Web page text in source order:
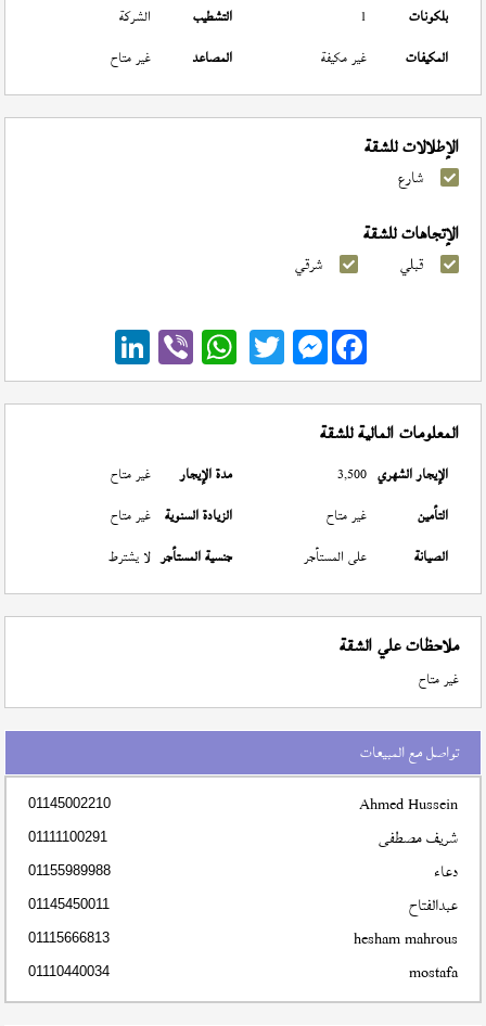
بلكونات
1 التشطيب
الشركة
المكيفات
غير مكيفة المصاعد غير متاح
الإطلالات للشقة
شارع
الإتجاهات للشقة
قبلي شرقي
Messenger
المعلومات المالية للشقة
الإيجار الشهري 3,500 مدة الإيجار
غير متاح
التأمين
غير متاح الزيادة السنوية غير متاح
الصيانة
على المستأجر جنسية المستأجر لا يشترط
ملاحظات علي الشقة
غير متاح
تواصل مع المبيعات
Ahmed Hussein
01145002210
شريف مصطفى 01111100291
دعاء 01155989988
عبدالفتاح 01145450011
hesham mahrous
01115666813
mostafa
01110440034